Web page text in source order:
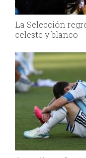
La Selección
celeste y blanco